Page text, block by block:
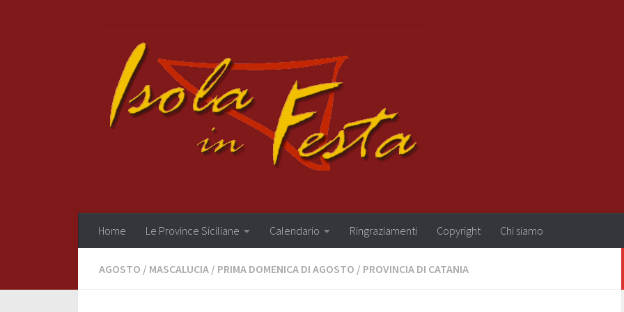
Home Le Province Siciliane Calendario Ringraziamenti Copyright Chi siamo
AGOSTO / MASCALUCIA / PRIMA DOMENICA DI AGOSTO / PROVINCIA DI CATANIA